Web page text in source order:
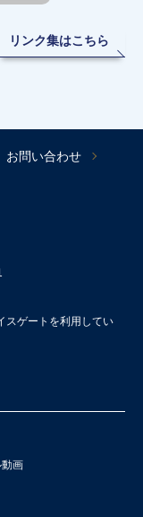
リンク集はこちら
お問い合わせ
スゲートを利用してい
画